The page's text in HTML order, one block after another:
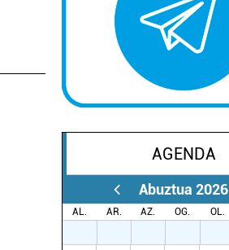
AGENDA
Abuztua 2026
AL. AR. AZ. OG. OL.